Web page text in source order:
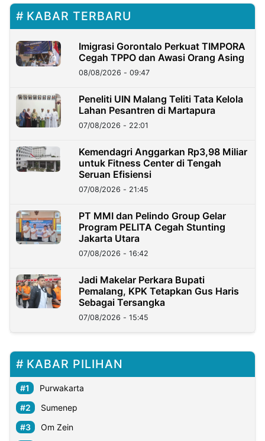
KABAR TERBARU
Imigrasi Gorontalo Perkuat TIMPORA
Cegah TPPO dan Awasi Orang Asing
08/08/2026 - 09:47
Peneliti UIN Malang Teliti Tata Kelola
Lahan Pesantren di Martapura
07/08/2026 - 22:01
Kemendagri Anggarkan Rp3,98 Miliar
untuk Fitness Center di Tengah
Seruan Efisiensi
07/08/2026 - 21:45
PT MMI dan Pelindo Group Gelar
Program PELITA Cegah Stunting
Jakarta Utara
07/08/2026 - 16:42
Jadi Makelar Perkara Bupati
Pemalang, KPK Tetapkan Gus Haris
Sebagai Tersangka
07/08/2026 - 15:45
KABAR PILIHAN
Purwakarta
Sumenep
Om Zein